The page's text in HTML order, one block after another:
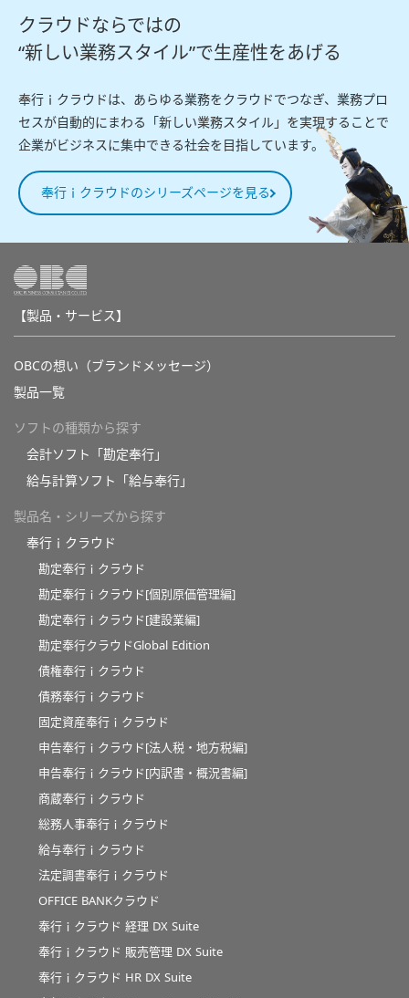
クラウドならではの
“新しい業務スタイル”で生産性をあげる
奉行ｉクラウドは、あらゆる業務をクラウドでつなぎ、業務プロ
セスが自動的にまわる「新しい業務スタイル」を実現することで
企業がビジネスに集中できる社会を目指しています。
奉行ｉクラウドのシリーズページを見る
【製品・サービス】
OBCの想い（ブランドメッセージ）
製品一覧
ソフトの種類から探す
会計ソフト「勘定奉行」
給与計算ソフト「給与奉行」
製品名・シリーズから探す
奉行ｉクラウド
勘定奉行ｉクラウド
勘定奉行ｉクラウド[個別原価管理編]
勘定奉行ｉクラウド[建設業編]
勘定奉行クラウドGlobal Edition
債権奉行ｉクラウド
債務奉行ｉクラウド
固定資産奉行ｉクラウド
申告奉行ｉクラウド[法人税・地方税編]
申告奉行ｉクラウド[内訳書・概況書編]
商蔵奉行ｉクラウド
総務人事奉行ｉクラウド
給与奉行ｉクラウド
法定調書奉行ｉクラウド
OFFICE BANKクラウド
奉行ｉクラウド 経理 DX Suite
奉行ｉクラウド 販売管理 DX Suite
奉行ｉクラウド HR DX Suite